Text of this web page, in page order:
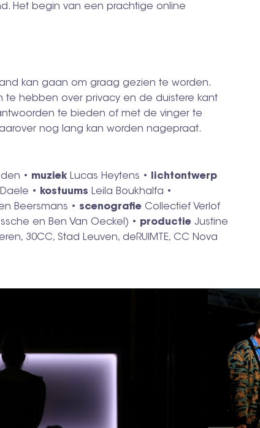
Het begin van een prachtige online
kan gaan om graag gezien te worden.
te hebben over privacy en de duistere kant
te bieden of met de vinger te
nog lang kan worden nagepraat.
• muziek Lucas Heytens •
lichtontwerp
• kostuums Leila Boukhalfa •
Beersmans • scenografie Collectief Verlof
en Ben Van Oeckel) • productie Justine
30CC, Stad Leuven, deRUIMTE, CC Nova